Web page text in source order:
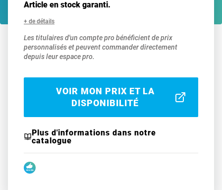
Article en stock garanti.
+ de détails
Les titulaires d'un compte pro bénéficient de prix
personnalisés et peuvent commander directement
depuis leur espace pro.
VOIR MON PRIX ET LA
DISPONIBILITÉ
Plus d'informations dans notre
catalogue